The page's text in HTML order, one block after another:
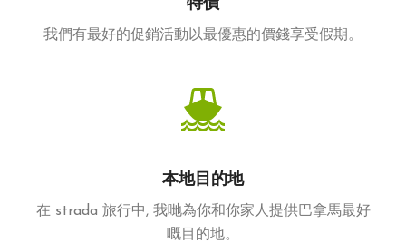
特價
我們有最好的促銷活動以最優惠的價錢享受假期。
本地目的地
在 strada 旅行中, 我哋為你和你家人提供巴拿馬最好
嘅目的地。